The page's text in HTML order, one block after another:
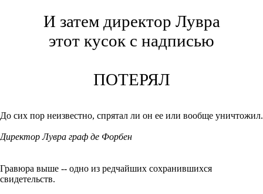
И затем директор Лувра
этот кусок с надписью
ПОТЕРЯЛ
До сих пор неизвестно, спрятал ли он ее или вообще уничтожил.
Директор Лувра граф де Форбен
Гравюра выше -- одно из редчайших сохранившихся
свидетельств.